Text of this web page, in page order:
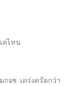
ค่ไหน
อช. เคร่งครัดกว่า